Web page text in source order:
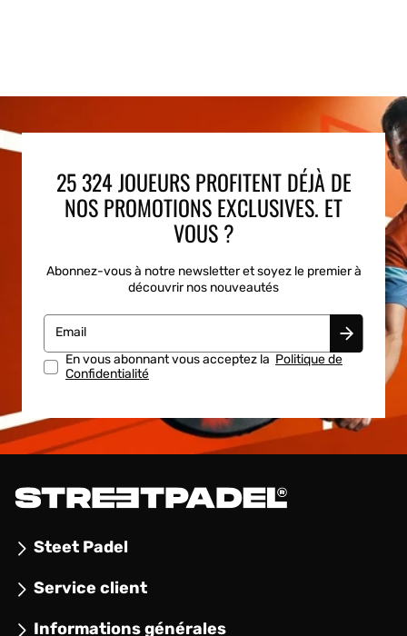
25 324 JOUEURS PROFITENT DÉJÀ DE
NOS PROMOTIONS EXCLUSIVES. ET
VOUS ?
Abonnez-vous à notre newsletter et soyez le premier à
découvrir nos nouveautés
Email
En vous abonnant vous acceptez la Politique de
Confidentialité
Steet Padel
Service client
Informations générales